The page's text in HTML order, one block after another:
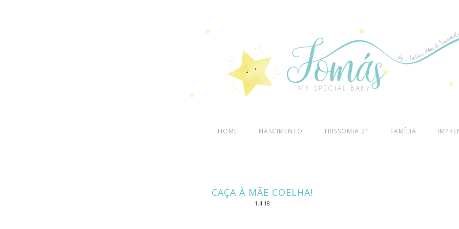
HOME NASCIMENTO TRISSOMIA 21 FAMÍLIA
CAÇA À MÃE COELHA!
1.4.18